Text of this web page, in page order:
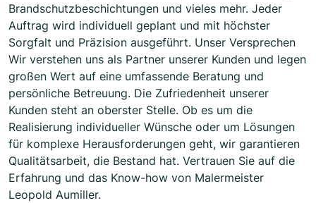
Brandschutzbeschichtungen und vieles mehr. Jeder
Auftrag wird individuell geplant und mit höchster
Sorgfalt und Präzision ausgeführt. Unser Versprechen
Wir verstehen uns als Partner unserer Kunden und legen
großen Wert auf eine umfassende Beratung und
persönliche Betreuung. Die Zufriedenheit unserer
Kunden steht an oberster Stelle. Ob es um die
Realisierung individueller Wünsche oder um Lösungen
für komplexe Herausforderungen geht, wir garantieren
Qualitätsarbeit, die Bestand hat. Vertrauen Sie auf die
Erfahrung und das Know-how von Malermeister
Leopold Aumiller.